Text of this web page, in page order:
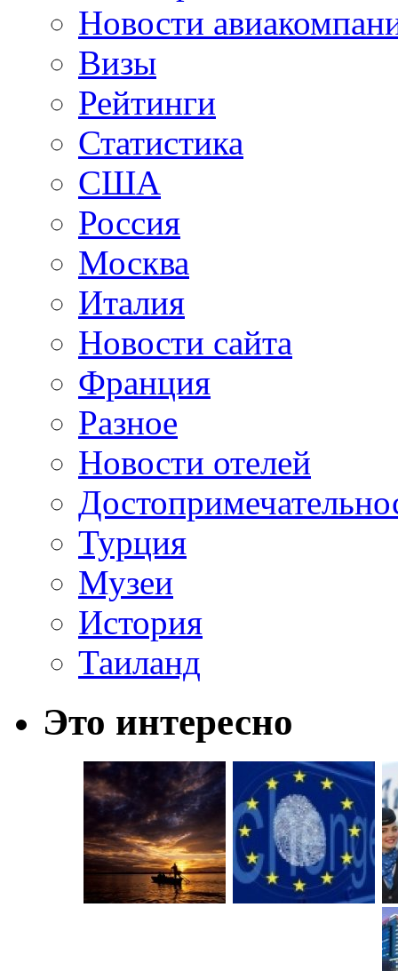
Новости
Визы
Рейтинги
Статистика
США
Россия
Москва
Италия
Новости сайта
Франция
Разное
Новости отелей
Турция
Музеи
История
Таиланд
Это интересно